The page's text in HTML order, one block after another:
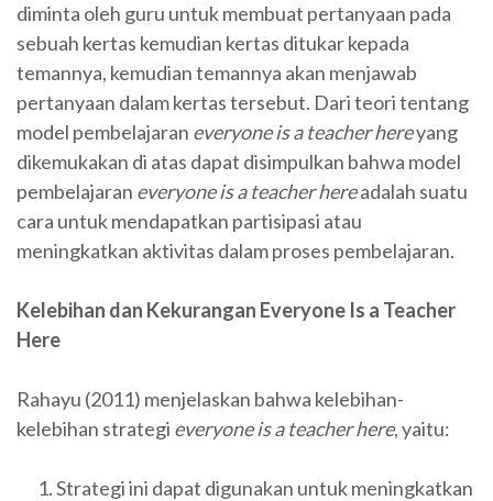
diminta oleh guru untuk membuat pertanyaan pada
sebuah kertas kemudian kertas ditukar kepada
temannya, kemudian temannya akan menjawab
pertanyaan dalam kertas tersebut. Dari teori tentang
model pembelajaran everyone is a teacher hereyang
dikemukakan di atas dapat disimpulkan bahwa model
pembelajaran everyone is a teacher hereadalah suatu
cara untuk mendapatkan partisipasi atau
meningkatkan aktivitas dalam proses pembelajaran.
Kelebihan dan Kekurangan Everyone Is a Teacher
Here
Rahayu (2011) menjelaskan bahwa kelebihan-
kelebihan strategi everyone is a teacher here, yaitu:
Strategi ini dapat digunakan untuk meningkatkan